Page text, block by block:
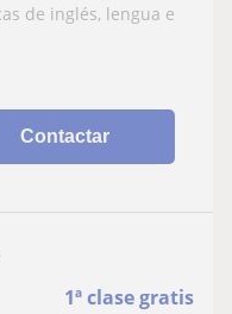
de inglés, lengua e
Contactar
1ª clase gratis